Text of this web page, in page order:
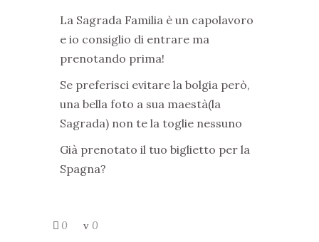
La Sagrada Familia è un capolavoro
e io consiglio di entrare ma
prenotando prima!
Se preferisci evitare la bolgia però,
una bella foto a sua maestà(la
Sagrada) non te la toglie nessuno
Già prenotato il tuo biglietto per la
Spagna?
0 0